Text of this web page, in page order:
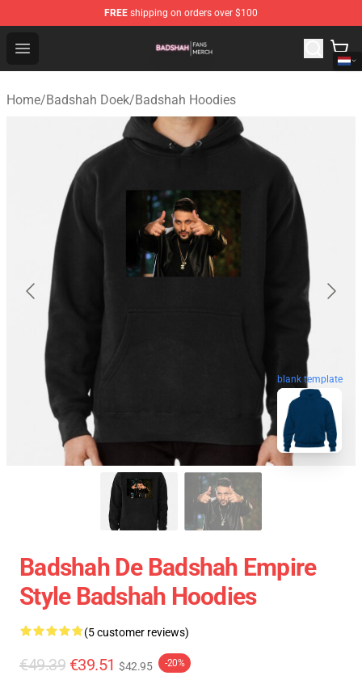
FREE shipping on orders over $100
Open menu
Badshah Shop - Official Badshah Merchandise Store
Home/Badshah Doek/Badshah Hoodies
blank template
Badshah De Badshah Empire
Style Badshah Hoodies
(5 customer reviews)
€49.39 €39.51 $42.95 -20%